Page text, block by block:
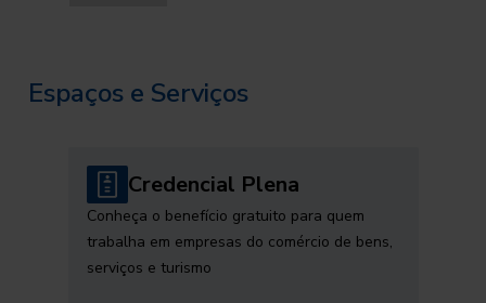
Espaços e Serviços
Credencial Plena
Conheça o benefício gratuito para quem
trabalha em empresas do comércio de bens,
serviços e turismo